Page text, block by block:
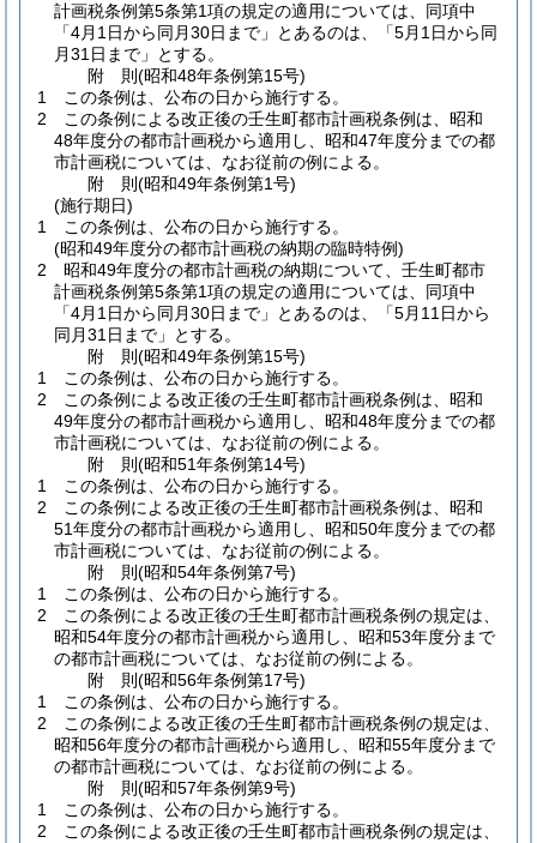
計画税条例第5条第1項の規定の適用については、同項中
「4月1日から同月30日まで」とあるのは、「5月1日から同
月31日まで」とする。
附 則(昭和48年条例第15号)
1
この条例は、公布の日から施行する。
2
この条例による改正後の壬生町都市計画税条例は、昭和
48年度分の都市計画税から適用し、昭和47年度分までの都
市計画税については、なお従前の例による。
附 則(昭和49年条例第1号)
(施行期日)
1
この条例は、公布の日から施行する。
(昭和49年度分の都市計画税の納期の臨時特例)
2
昭和49年度分の都市計画税の納期について、壬生町都市
計画税条例第5条第1項の規定の適用については、同項中
「4月1日から同月30日まで」とあるのは、「5月11日から
同月31日まで」とする。
附 則(昭和49年条例第15号)
1
この条例は、公布の日から施行する。
2
この条例による改正後の壬生町都市計画税条例は、昭和
49年度分の都市計画税から適用し、昭和48年度分までの都
市計画税については、なお従前の例による。
附 則(昭和51年条例第14号)
1
この条例は、公布の日から施行する。
2
この条例による改正後の壬生町都市計画税条例は、昭和
51年度分の都市計画税から適用し、昭和50年度分までの都
市計画税については、なお従前の例による。
附 則(昭和54年条例第7号)
1
この条例は、公布の日から施行する。
2
この条例による改正後の壬生町都市計画税条例の規定は、
昭和54年度分の都市計画税から適用し、昭和53年度分まで
の都市計画税については、なお従前の例による。
附 則(昭和56年条例第17号)
1
この条例は、公布の日から施行する。
2
この条例による改正後の壬生町都市計画税条例の規定は、
昭和56年度分の都市計画税から適用し、昭和55年度分まで
の都市計画税については、なお従前の例による。
附 則(昭和57年条例第9号)
1
この条例は、公布の日から施行する。
2
この条例による改正後の壬生町都市計画税条例の規定は、